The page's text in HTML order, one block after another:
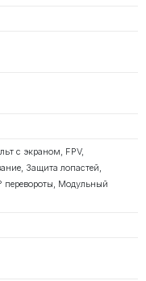
с экраном, FPV,
Защита лопастей,
перевороты, Модульный